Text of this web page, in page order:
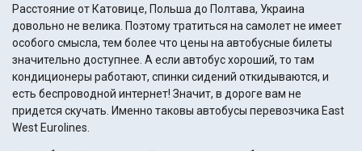
Расстояние от Катовице, Польша до Полтава, Украина
довольно не велика. Поэтому тратиться на самолет не имеет
особого смысла, тем более что цены на автобусные билеты
значительно доступнее. А если автобус хороший, то там
кондиционеры работают, спинки сидений откидываются, и
есть беспроводной интернет! Значит, в дороге вам не
придется скучать. Именно таковы автобусы перевозчика East
West Eurolines.